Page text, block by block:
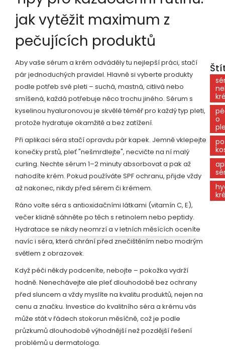
jak vytěžit maximum z
pečujících produktů
Aby vaše sérum a krém odváděly tu nejlepší práci, stačí
pár jednoduchých pravidel. Hlavně si vyberte produkty
podle potřeb své pleti – suchá, mastná, citlivá nebo
smíšená, každá potřebuje něco trochu jiného. Sérum s
kyselinou hyaluronovou je skvělé téměř pro každý typ pleti,
protože hydratuje okamžitě a bez zatížení.
Při aplikaci séra stačí opravdu pár kapek. Jemně vklepejte
konečky prstů, pleť "nešmrdlejte", necvičte na ní malý
curling. Nechte sérum 1–2 minuty absorbovat a pak až
nahodíte krém. Pokud používáte SPF ochranu, přijde vždy
až nakonec, nikdy před sérem či krémem.
Ráno volte séra s antioxidačními látkami (vitamín C, E),
večer klidně sáhněte po těch s retinolem nebo peptidy.
Hydratace se nikdy neomrzí a v letních měsících oceníte
navíc i séra, která chrání před znečištěním nebo modrým
světlem z obrazovek.
Když péči někdy podceníte, nebojte – pokožka vydrží
hodně. Nenechávejte ale pleť dlouhodobě bez ochrany
před sluncem a vždy myslíte na kvalitu produktů, nejen na
cenu a značku. Investice do kvalitního séra a krému vás
může stát v řádech stokorun měsíčně, což je podle
průzkumů dlouhodobě výhodnější než pozdější řešení
problémů u dermatologa.
o